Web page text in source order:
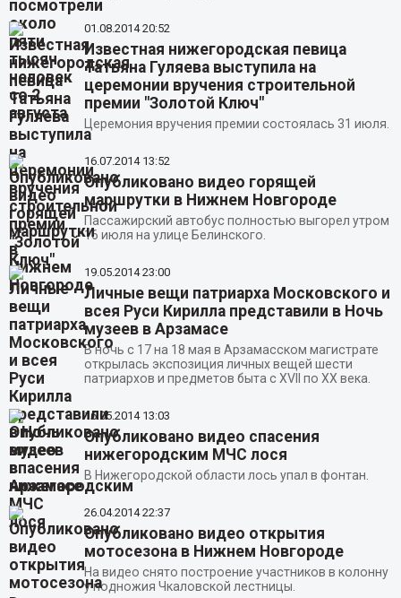
01.08.201420:52
Известная нижегородская певица
Татьяна Гуляева выступила на
церемонии вручения строительной
премии "Золотой Ключ"
Церемония вручения премии состоялась 31 июля.
16.07.2014 13:52
Опубликовано видео горящей
маршрутки в Нижнем Новгороде
Пассажирский автобус полностью выгорел утром
16 июля на улице Белинского.
19.05.201423:00
Личные вещи патриарха Московского и
всея Руси Кирилла представили в Ночь
музеев в Арзамасе
В ночь с 17 на 18 мая в Арзамасском магистрате
открылась экспозиция личных вещей шести
патриархов и предметов быта с XVII по XX века.
16.05.2014 13:03
Опубликовано видео спасения
нижегородским МЧС лося
В Нижегородской области лось упал в фонтан.
26.04.201422:37
Опубликовано видео открытия
мотосезона в Нижнем Новгороде
На видео снято построение участников в колонну
у подножия Чкаловской лестницы.